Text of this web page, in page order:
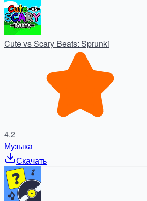
Cute vs Scary Beats: Sprunki
4.2
Музыка
Скачать